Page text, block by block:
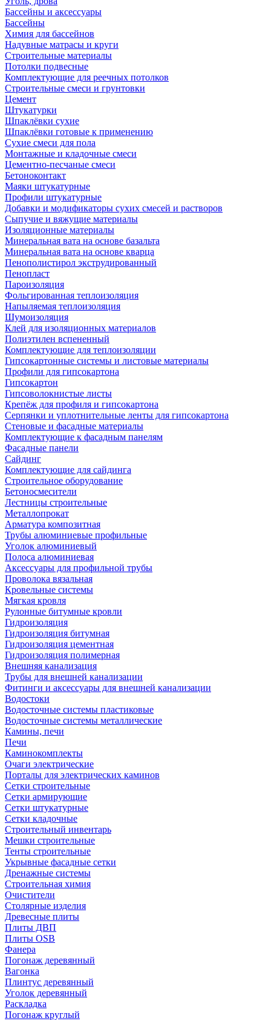
Бассейны и аксессуары
Бассейны
Химия для бассейнов
Надувные матрасы и круги
Строительные материалы
Потолки подвесные
Комплектующие для реечных потолков
Строительные смеси и грунтовки
Цемент
Штукатурки
Шпаклёвки сухие
Шпаклёвки готовые к применению
Сухие смеси для пола
Монтажные и кладочные смеси
Цементно-песчаные смеси
Бетоноконтакт
Маяки штукатурные
Профили штукатурные
Добавки и модификаторы сухих смесей и растворов
Сыпучие и вяжущие материалы
Изоляционные материалы
Минеральная вата на основе базальта
Минеральная вата на основе кварца
Пенополистирол экструдированный
Пенопласт
Пароизоляция
Фольгированная теплоизоляция
Напыляемая теплоизоляция
Шумоизоляция
Клей для изоляционных материалов
Полиэтилен вспененный
Комплектующие для теплоизоляции
Гипсокартонные системы и листовые материалы
Профили для гипсокартона
Гипсокартон
Гипсоволокнистые листы
Крепёж для профиля и гипсокартона
Серпянки и уплотнительные ленты для гипсокартона
Стеновые и фасадные материалы
Комплектующие к фасадным панелям
Фасадные панели
Сайдинг
Комплектующие для сайдинга
Строительное оборудование
Бетоносмесители
Лестницы строительные
Металлопрокат
Арматура композитная
Трубы алюминиевые профильные
Уголок алюминиевый
Полоса алюминиевая
Аксессуары для профильной трубы
Проволока вязальная
Кровельные системы
Мягкая кровля
Рулонные битумные кровли
Гидроизоляция
Гидроизоляция битумная
Гидроизоляция цементная
Гидроизоляция полимерная
Внешняя канализация
Трубы для внешней канализации
Фитинги и аксессуары для внешней канализации
Водостоки
Водосточные системы пластиковые
Водосточные системы металлические
Камины, печи
Печи
Каминокомплекты
Очаги электрические
Порталы для электрических каминов
Сетки строительные
Сетки армирующие
Сетки штукатурные
Сетки кладочные
Строительный инвентарь
Мешки строительные
Тенты строительные
Укрывные фасадные сетки
Дренажные системы
Строительная химия
Очистители
Столярные изделия
Древесные плиты
Плиты ДВП
Плиты OSB
Фанера
Погонаж деревянный
Вагонка
Плинтус деревянный
Уголок деревянный
Раскладка
Погонаж круглый